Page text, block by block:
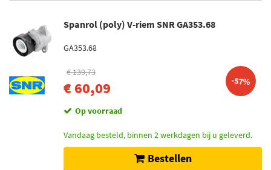
Spanrol (poly) V-riem SNR GA353.68
GA353.68
€ 139,73
€ 60,09 -57%
Op voorraad
Vandaag besteld, binnen 2 werkdagen bij u geleverd.
Bestellen